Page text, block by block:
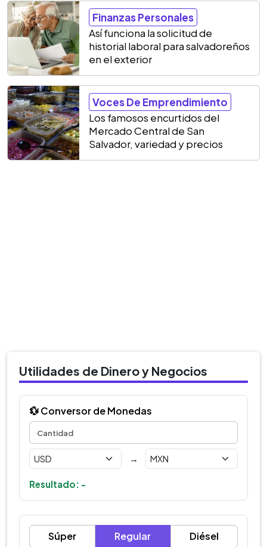
Finanzas Personales
Así funciona la solicitud de
historial laboral para salvadoreños
en el exterior
Voces De Emprendimiento
Los famosos encurtidos del
Mercado Central de San
Salvador, variedad y precios
Utilidades de Dinero y Negocios
💱 Conversor de Monedas
→
Resultado: -
Súper Regular Diésel